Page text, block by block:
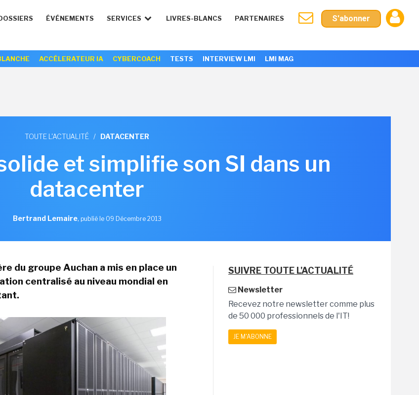
ÉVÉNEMENTS SERVICES LIVRES-BLANCS PARTENAIRES S'abonner
ACCÉLERATEUR IA CYBERCOACH TESTS INTERVIEW LMI LMI MAG
TOUTE L'ACTUALITÉ / DATACENTER
et simplifie son SI dans un
datacenter
Bertrand Lemaire, publié le 09 Décembre 2013
du groupe Auchan a mis en place un
centralisé au niveau mondial en
SUIVRE TOUTE L'ACTUALITÉ
Newsletter
Recevez notre newsletter comme plus
de 50 000 professionnels de l'IT!
JE M'ABONNE